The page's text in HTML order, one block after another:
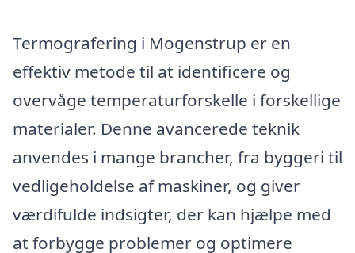
Termografering i Mogenstrup er en
effektiv metode til at identificere og
overvåge temperaturforskelle i forskellige
materialer. Denne avancerede teknik
anvendes i mange brancher, fra byggeri til
vedligeholdelse af maskiner, og giver
værdifulde indsigter, der kan hjælpe med
at forbygge problemer og optimere